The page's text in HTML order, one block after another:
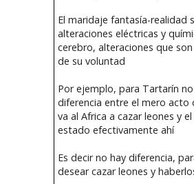
El maridaje fantasía-realidad
alteraciones eléctricas y
cerebro, alteraciones que
de su voluntad
Por ejemplo, para Tartarín
diferencia entre el mero acto
va al Africa a cazar leones y
estado efectivamente ahí
Es decir no hay diferencia,
desear cazar leones y